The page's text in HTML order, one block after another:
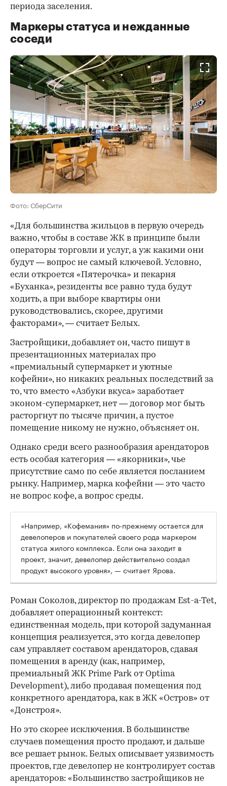
периода заселения.
Маркеры статуса и нежданные
соседи
Фото: СберСити
«Для большинства жильцов в первую очередь
важно, чтобы в составе ЖК в принципе были
операторы торговли и услуг, а уж какими они
будут — вопрос не самый ключевой. Условно,
если откроется «Пятерочка» и пекарня
«Буханка», резиденты все равно туда будут
ходить, а при выборе квартиры они
руководствовались, скорее, другими
факторами», — считает Белых.
Застройщики, добавляет он, часто пишут в
презентационных материалах про
«премиальный супермаркет и уютные
кофейни», но никаких реальных последствий за
то, что вместо «Азбуки вкуса» заработает
эконом-супермаркет, нет — договор мог быть
расторгнут по тысяче причин, а пустое
помещение никому не нужно, объясняет он.
Однако среди всего разнообразия арендаторов
есть особая категория — «якорники», чье
присутствие само по себе является посланием
рынку. Например, марка кофейни — это часто
не вопрос кофе, а вопрос среды.
«Например, «Кофемания» по-прежнему остается для
девелоперов и покупателей своего рода маркером
статуса жилого комплекса. Если она заходит в
проект, значит, девелопер действительно создал
продукт высокого уровня», — считает Ярова.
Роман Соколов, директор по продажам Est-a-Tet,
добавляет операционный контекст:
единственная модель, при которой задуманная
концепция реализуется, это когда девелопер
сам управляет составом арендаторов, сдавая
помещения в аренду (как, например,
премиальный ЖК Prime Park от Optima
Development), либо продавая помещения под
конкретного арендатора, как в ЖК «Остров» от
«Донстроя».
Но это скорее исключения. В большинстве
случаев помещения просто продают, и дальше
все решает рынок. Белых описывает уязвимость
проектов, где девелопер не контролирует состав
арендаторов: «Большинство застройщиков не